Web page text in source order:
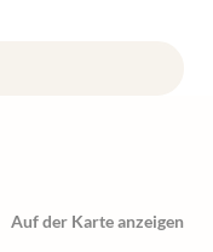
Auf der Karte anzeigen